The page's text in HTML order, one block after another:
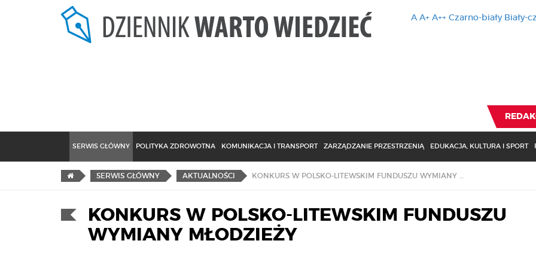
A A+ A++ Czarno-biały Biały-
SERWIS GŁÓWNY POLITYKA ZDROWOTNA KOMUNIKACJA I TRANSPORT ZARZĄDZANIE PRZESTRZENIĄ EDUKACJA, KULTURA I SPORT
SERWIS GŁÓWNY AKTUALNOŚCI
KONKURS W POLSKO-LITEWSKIM FUNDUSZU
WYMIANY MŁODZIEŻY